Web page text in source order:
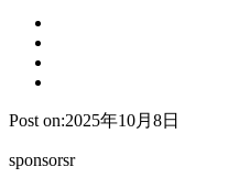
Post on:2025年10月8日
sponsorsr